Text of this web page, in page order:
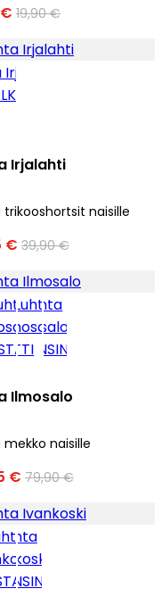
19,90 €
Irjalahti
trikooshortsit naisille
€ 39,90 €
Ilmosalo
mekko naisille
€ 79,90 €